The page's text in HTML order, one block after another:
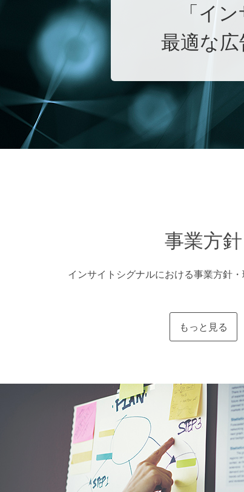
「イ
最適な広
事業方針
インサイトシグナルにおける事業方針・
もっと見る